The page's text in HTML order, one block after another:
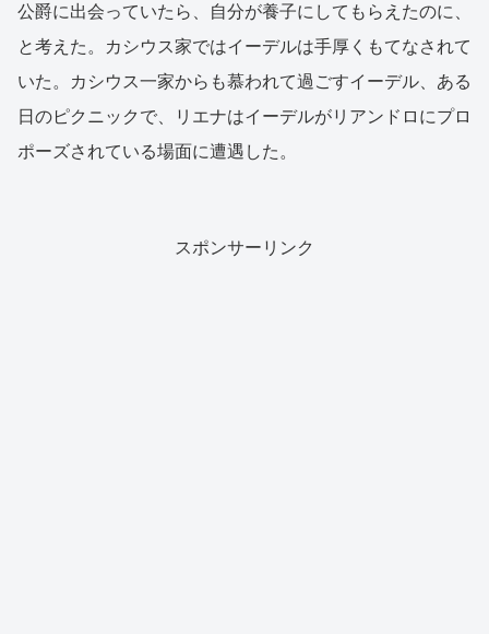
公爵に出会っていたら、自分が養子にしてもらえたのに、
と考えた。カシウス家ではイーデルは手厚くもてなされて
いた。カシウス一家からも慕われて過ごすイーデル、ある
日のピクニックで、リエナはイーデルがリアンドロにプロ
ポーズされている場面に遭遇した。
スポンサーリンク